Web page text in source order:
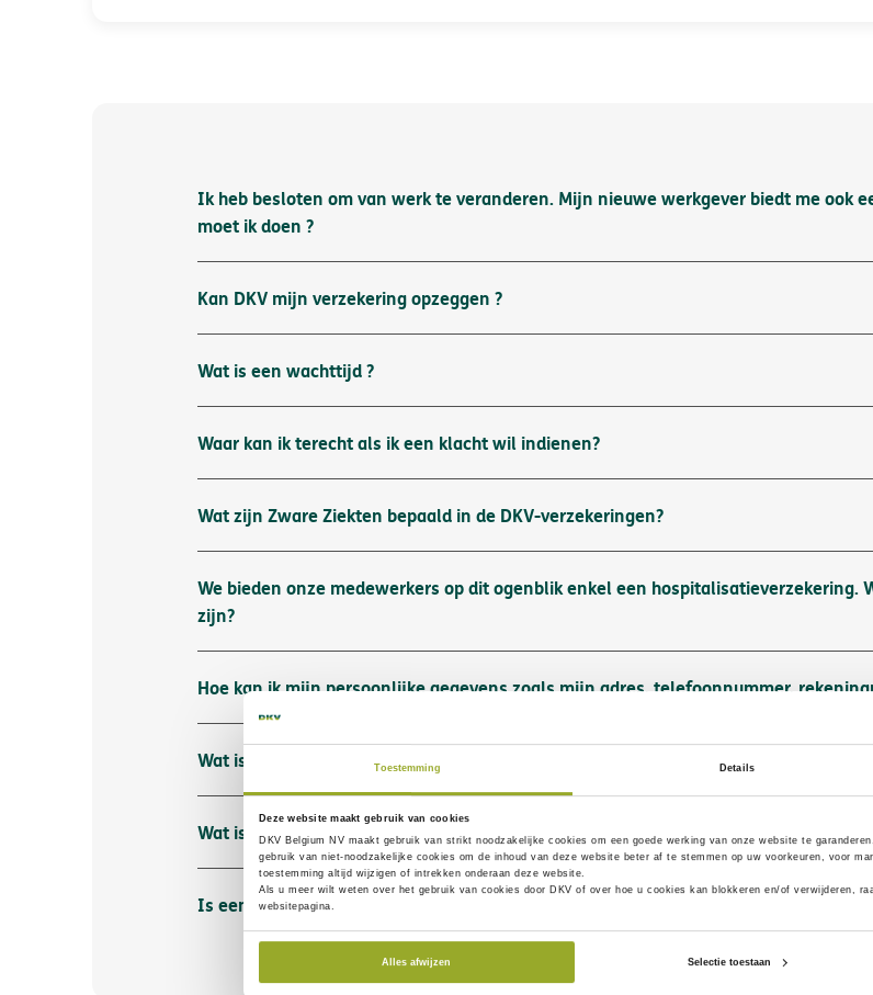
Toestemming Details
Deze website maakt gebruik van cookies
DKV Belgium NV maakt gebruik van strikt noodzakelijke cookies om een goede werking van onze website te
gebruik vanniet-noodzakelijke cookies om de inhoud van deze website beter af te stemmen op uw voorkeuren, voor
toestemming altijd wijzigen of intrekken onderaan deze website.
Als u meer wilt weten over het gebruik van cookies door DKV of over hoe u cookies kan blokkeren en/of verwijderen,
websitepagina.
Alles afwijzen Selectie toestaan
Ik heb besloten om van werk te veranderen. Mijn nieuwe werkgever biedt me ook
moet ik doen ?
Kan DKV mijn verzekering opzeggen ?
Wat is een wachttijd ?
Waar kan ik terecht als ik een klacht wil indienen?
Wat zijn Zware Ziekten bepaald in de DKV-verzekeringen?
We bieden onze medewerkers op dit ogenblik enkel een hospitalisatieverzekering.
zijn?
Hoe kan ik mijn persoonlijke gegevens zoals mijn adres, telefoonnummer,
Wat is een vrijstelling of franchise?
Wat is een persoonlijke bijdrage?
Is een bevalling gedekt?